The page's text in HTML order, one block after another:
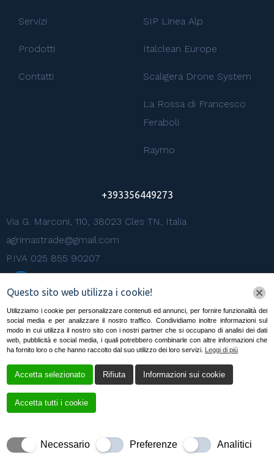
Servizi
Prodotti
Contatti
SIP Linea Alp
Italclean Europe
Scaligera Drone System
La Rossa di Francesco
Feraboli
Raymo
+393356449273
Via G. Marconi, 110, 38023 Cles TN, Italia
agrimastrade@gmail.com
P.IVA 025 855 90207
ClesCopyrights © 2025 MAVEND SRLS GREEN | Tutti i
Questo sito web utilizza i cookie!
Utilizziamo i cookie per personalizzare contenuti ed annunci, per fornire funzionalità dei
social media e per analizzare il nostro traffico. Condividiamo inoltre informazioni sul
modo in cui utilizza il nostro sito con i nostri partner che si occupano di analisi dei dati
web, pubblicità e social media, i quali potrebbero combinarle con altre informazioni che
ha fornito loro o che hanno raccolto dal suo utilizzo dei loro servizi. Leggi di più
Accetta selezionato Rifiuta Informazioni sui cookie
Accetta tutti i cookie
Necessario Preferenze Analitici